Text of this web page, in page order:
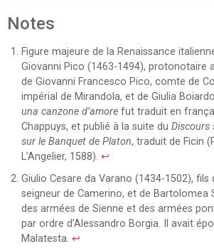
Notes
Figure majeure de la Renaissance
Giovanni Pico (1463-1494), protonotaire
de Giovanni Francesco Pico, comte de
impérial de Mirandola, et de Giulia
una canzone d’amore fut traduit en
Chappuys, et publié à la suite du Discours
sur le Banquet de Platon, traduit de Ficin
L’Angelier, 1588). ↩
Giulio Cesare da Varano (1434-1502), fils
seigneur de Camerino, et de Bartolomea
des armées de Sienne et des armées
par ordre d’Alessandro Borgia. Il avait
Malatesta. ↩